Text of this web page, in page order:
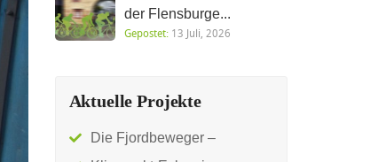
der Flensburge...
Gepostet:13 Juli, 2026
Aktuelle Projekte
Die Fjordbeweger –